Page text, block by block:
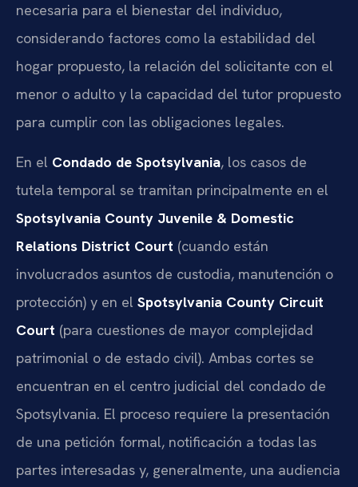
necesaria para el bienestar del individuo,
considerando factores como la estabilidad del
hogar propuesto, la relación del solicitante con el
menor o adulto y la capacidad del tutor propuesto
para cumplir con las obligaciones legales.
En el Condado de Spotsylvania, los casos de
tutela temporal se tramitan principalmente en el
Spotsylvania County Juvenile & Domestic
Relations District Court (cuando están
involucrados asuntos de custodia, manutención o
protección) y en el Spotsylvania County Circuit
Court (para cuestiones de mayor complejidad
patrimonial o de estado civil). Ambas cortes se
encuentran en el centro judicial del condado de
Spotsylvania. El proceso requiere la presentación
de una petición formal, notificación a todas las
partes interesadas y, generalmente, una audiencia